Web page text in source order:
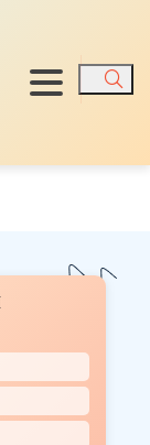
Ara